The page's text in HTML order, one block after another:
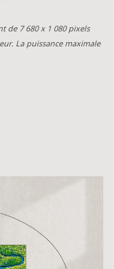
de 7 680 x 1 080 pixels
La puissance maximale